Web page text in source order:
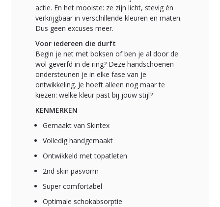
actie. En het mooiste: ze zijn licht, stevig én
verkrijgbaar in verschillende kleuren en maten.
Dus geen excuses meer.
Voor iedereen die durft
Begin je net met boksen of ben je al door de
wol geverfd in de ring? Deze handschoenen
ondersteunen je in elke fase van je
ontwikkeling. Je hoeft alleen nog maar te
kiezen: welke kleur past bij jouw stijl?
KENMERKEN
Gemaakt van Skintex
Volledig handgemaakt
Ontwikkeld met topatleten
2nd skin pasvorm
Super comfortabel
Optimale schokabsorptie